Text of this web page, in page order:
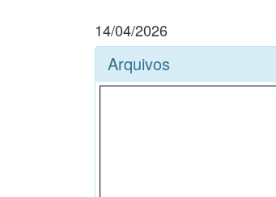
14/04/2026
Arquivos